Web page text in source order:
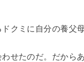
クミに自分の養父
せたのだ。だから